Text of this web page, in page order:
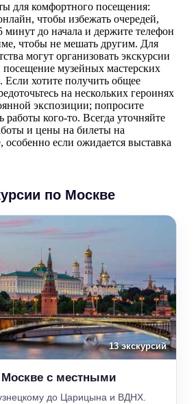
для комфортного посещения:
чтобы избежать очередей,
минут до начала и держите телефон
чтобы не мешать другим. Для
могут организовать экскурсии
посещение музейных мастерских
Если хотите получить общее
на нескольких героинях
экспозиции; попросите
работы кого-то. Всегда уточняйте
и цены на билеты на
если ожидается выставка
по Москве
13 экскурсий
Москве с местными
до Царицына и ВДНХ.